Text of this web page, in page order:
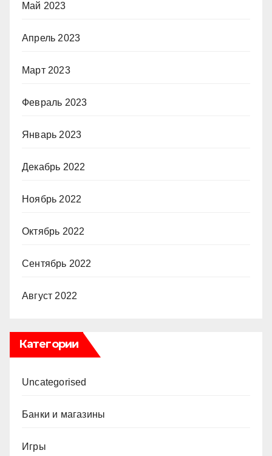
Май 2023
Апрель 2023
Март 2023
Февраль 2023
Январь 2023
Декабрь 2022
Ноябрь 2022
Октябрь 2022
Сентябрь 2022
Август 2022
Категории
Uncategorised
Банки и магазины
Игры